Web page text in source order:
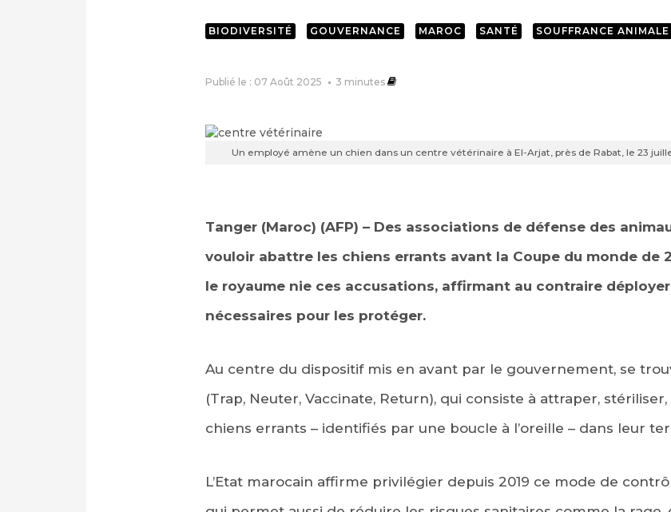
BIODIVERSITÉ GOUVERNANCE MAROC SANTÉ SOUFFRANCE ANIMALE
Publié le : 07 Août 2025 3 minutes
Un employé amène un chien dans un centre vétérinaire à El-Arjat, près de Rabat, le 23
Tanger (Maroc) (AFP) – Des associations de défense des
vouloir abattre les chiens errants avant la Coupe du monde de
le royaume nie ces accusations, affirmant au contraire
nécessaires pour les protéger.
Au centre du dispositif mis en avant par le gouvernement, se
(Trap, Neuter, Vaccinate, Return), qui consiste à attraper,
chiens errants – identifiés par une boucle à l’oreille – dans leur
L’Etat marocain affirme privilégier depuis 2019 ce mode de